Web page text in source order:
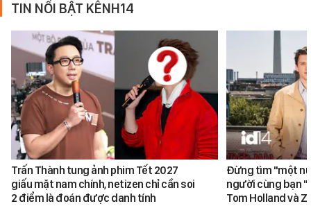
TIN NỔI BẬT KÊNH14
Trấn Thành tung ảnh phim Tết 2027
giấu mặt nam chính, netizen chỉ cần soi
2 điểm là đoán được danh tính
Đừng tìm "một
người cùng bạn
Tom Holland và